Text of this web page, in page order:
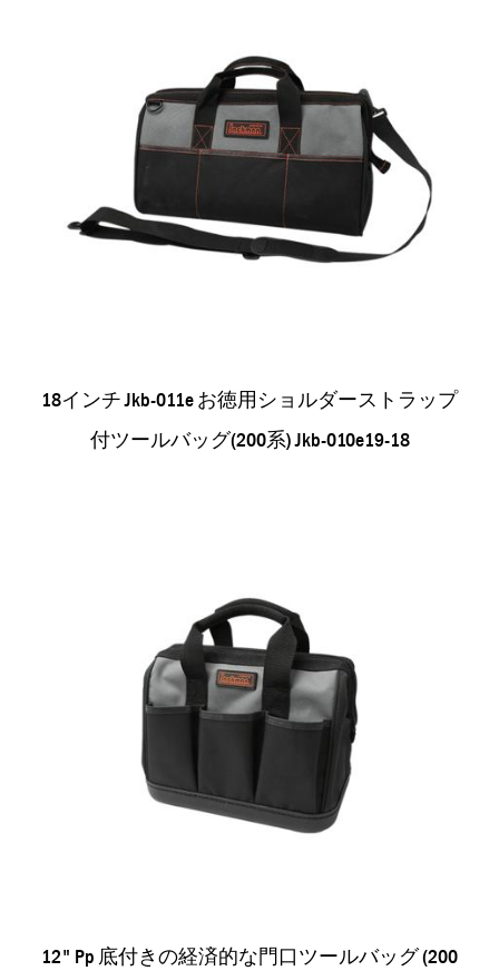
18インチ Jkb-011e お徳用ショルダーストラップ
付ツールバッグ(200系) Jkb-010e19-18
12" Pp 底付きの経済的な門口ツールバッグ (200